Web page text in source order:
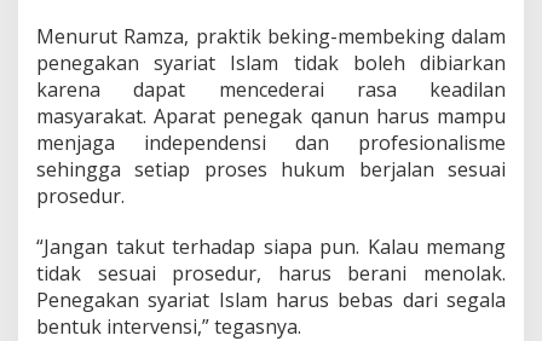
Menurut Ramza, praktik beking-membeking dalam
penegakan syariat Islam tidak boleh dibiarkan
karena dapat mencederai rasa keadilan
masyarakat. Aparat penegak qanun harus mampu
menjaga independensi dan profesionalisme
sehingga setiap proses hukum berjalan sesuai
prosedur.
“Jangan takut terhadap siapa pun. Kalau memang
tidak sesuai prosedur, harus berani menolak.
Penegakan syariat Islam harus bebas dari segala
bentuk intervensi,” tegasnya.